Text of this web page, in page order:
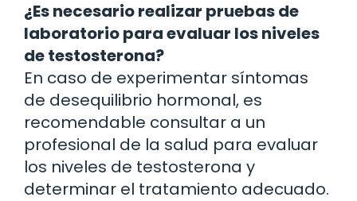
¿Es necesario realizar pruebas de
laboratorio para evaluar los niveles
de testosterona?
En caso de experimentar síntomas
de desequilibrio hormonal, es
recomendable consultar a un
profesional de la salud para evaluar
los niveles de testosterona y
determinar el tratamiento adecuado.